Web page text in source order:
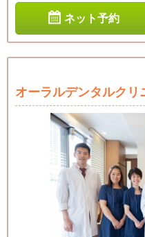
ネット予約
オーラルデンタルクリ